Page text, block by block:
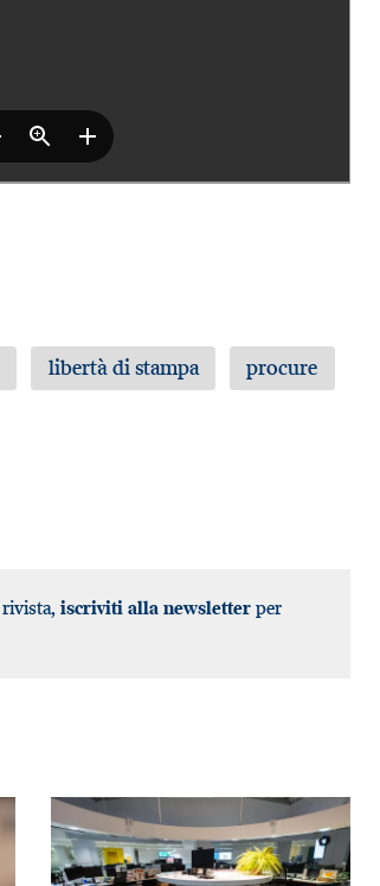
libertà di stampa procure
iscriviti alla newsletter per